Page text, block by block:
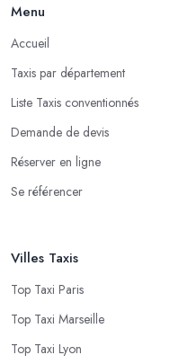
Menu
Accueil
Taxis par département
Liste Taxis conventionnés
Demande de devis
Réserver en ligne
Se référencer
Villes Taxis
Top Taxi Paris
Top Taxi Marseille
Top Taxi Lyon